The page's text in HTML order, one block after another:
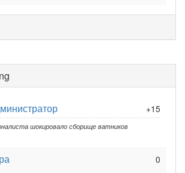
+15
шокировало сборище ватников
0